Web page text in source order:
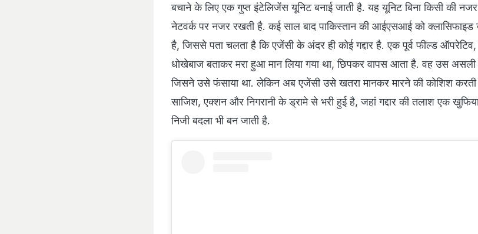
बचाने के लिए एक गुप्त इंटेलिजेंस यूनिट बनाई जाती है. यह यूनिट बिना किसी की
नेटवर्क पर नजर रखती है. कई साल बाद पाकिस्तान की आईएसआई को क्लासिफाइड
है, जिससे पता चलता है कि एजेंसी के अंदर ही कोई गद्दार है. एक पूर्व फील्ड
धोखेबाज बताकर मरा हुआ मान लिया गया था, छिपकर वापस आता है. वह उस असली
जिसने उसे फंसाया था. लेकिन अब एजेंसी उसे खतरा मानकर मारने की कोशिश करती
साजिश, एक्शन और निगरानी के ड्रामे से भरी हुई है, जहां गद्दार की तलाश एक
निजी बदला भी बन जाती है.